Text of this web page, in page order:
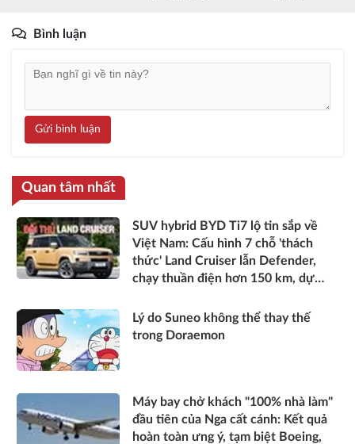
Bình luận
Gửi bình luận
Quan tâm nhất
SUV hybrid BYD Ti7 lộ tin sắp về
Việt Nam: Cấu hình 7 chỗ 'thách
thức' Land Cruiser lẫn Defender,
chạy thuần điện hơn 150 km, dự
Lý do Suneo không thể thay thế
trong Doraemon
Máy bay chở khách "100% nhà làm"
đầu tiên của Nga cất cánh: Kết quả
hoàn toàn ưng ý, tạm biệt Boeing,